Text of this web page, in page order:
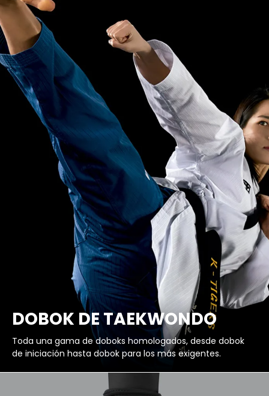
DOBOK DE TAEKWONDO
Toda una gama de doboks homologados, desde dobok
de iniciación hasta dobok para los más exigentes.